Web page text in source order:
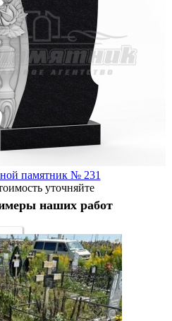
памятник № 231
уточняйте
наших работ